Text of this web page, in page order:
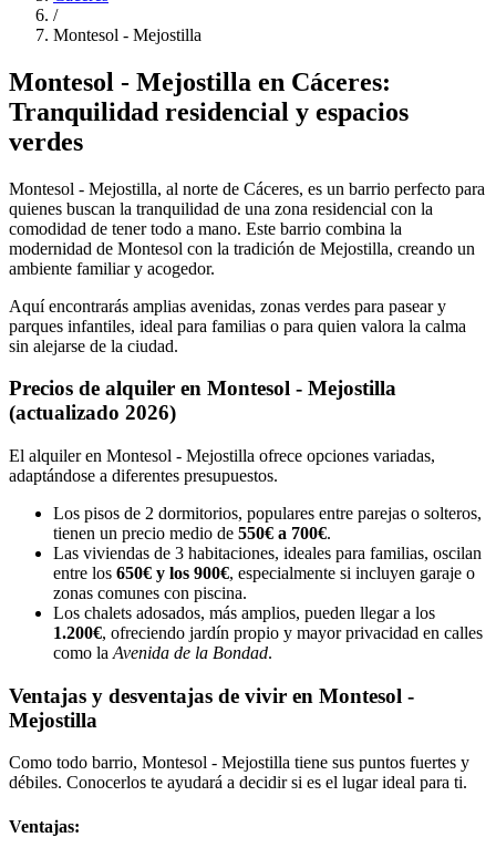
/
Montesol - Mejostilla
Montesol - Mejostilla en Cáceres:
Tranquilidad residencial y espacios
verdes
Montesol - Mejostilla, al norte de Cáceres, es un barrio perfecto para
quienes buscan la tranquilidad de una zona residencial con la
comodidad de tener todo a mano. Este barrio combina la
modernidad de Montesol con la tradición de Mejostilla, creando un
ambiente familiar y acogedor.
Aquí encontrarás amplias avenidas, zonas verdes para pasear y
parques infantiles, ideal para familias o para quien valora la calma
sin alejarse de la ciudad.
Precios de alquiler en Montesol - Mejostilla
(actualizado 2026)
El alquiler en Montesol - Mejostilla ofrece opciones variadas,
adaptándose a diferentes presupuestos.
Los pisos de 2 dormitorios, populares entre parejas o solteros,
tienen un precio medio de 550€ a 700€.
Las viviendas de 3 habitaciones, ideales para familias, oscilan
entre los 650€ y los 900€, especialmente si incluyen garaje o
zonas comunes con piscina.
Los chalets adosados, más amplios, pueden llegar a los
1.200€, ofreciendo jardín propio y mayor privacidad en calles
como la Avenida de la Bondad.
Ventajas y desventajas de vivir en Montesol -
Mejostilla
Como todo barrio, Montesol - Mejostilla tiene sus puntos fuertes y
débiles. Conocerlos te ayudará a decidir si es el lugar ideal para ti.
Ventajas: